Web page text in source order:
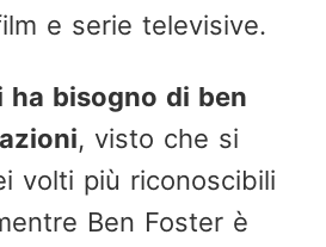
e serie televisive.
ha bisogno di ben
, visto che si
volti più riconoscibili
Ben Foster è